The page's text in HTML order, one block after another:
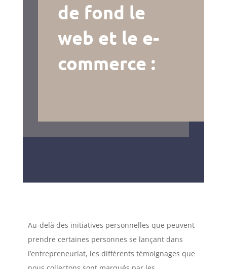
de fond le
web et le e-
commerce :
Au-delà des initiatives personnelles que peuvent
prendre certaines personnes se lançant dans
l’entrepreneuriat, les différents témoignages que